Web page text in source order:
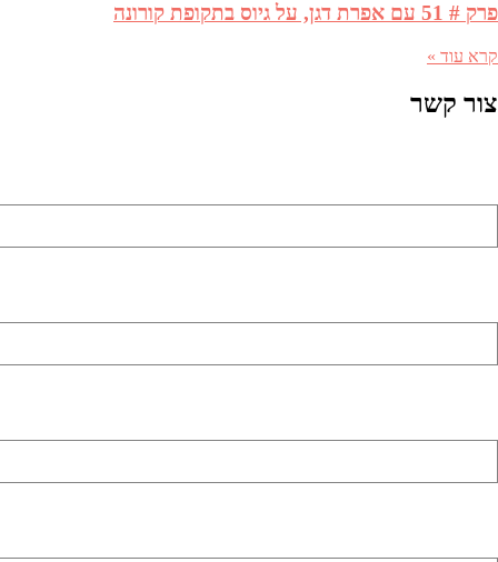
פרק # 51 עם אפרת דגן, על גיוס בתקופת קורונה
קרא עוד »
צור קשר